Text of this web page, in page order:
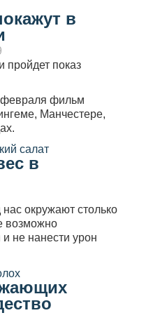
в
пройдет показ
февраля фильм
Манчестере,
в
окружают столько
возможно
не нанести урон